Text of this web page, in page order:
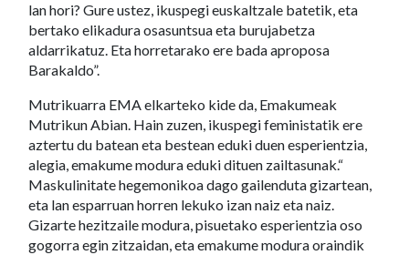
lan hori? Gure ustez, ikuspegi euskaltzale batetik, eta
bertako elikadura osasuntsua eta burujabetza
aldarrikatuz. Eta horretarako ere bada aproposa
Barakaldo”.
Mutrikuarra EMA elkarteko kide da, Emakumeak
Mutrikun Abian. Hain zuzen, ikuspegi feministatik ere
aztertu du batean eta bestean eduki duen esperientzia,
alegia, emakume modura eduki dituen zailtasunak.“
Maskulinitate hegemonikoa dago gailenduta gizartean,
eta lan esparruan horren lekuko izan naiz eta naiz.
Gizarte hezitzaile modura, pisuetako esperientzia oso
gogorra egin zitzaidan, eta emakume modura oraindik